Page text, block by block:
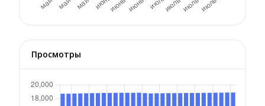
Просмотры